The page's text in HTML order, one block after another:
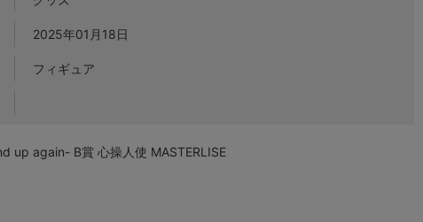
2025年01月18日
フィギュア
up again- B賞 心操人使 MASTERLISE